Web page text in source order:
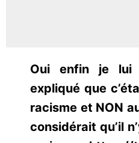
Oui enfin je lui
expliqué que
racisme et NON
considérait qu’il